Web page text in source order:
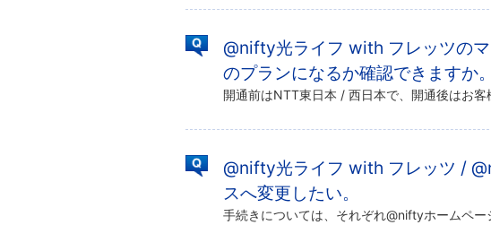
@nifty光ライフ with フレッツの
のプランになるか確認できますか。
@nifty光ライフ with フレッツ /
スへ変更したい。